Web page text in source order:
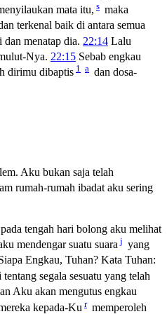
mata itu, s maka
terkenal baik di antara semua
menatap dia. 22:14 Lalu
Nya. 22:15 Sebab engkau
dirimu dibaptis 1 a dan dosa-
Aku bukan saja telah
rumah-rumah ibadat aku sering
tengah hari bolong aku melihat
mendengar suatu suara j yang
Engkau, Tuhan? Kata Tuhan:
segala sesuatu yang telah
Aku akan mengutus engkau
kepada-Ku r memperoleh